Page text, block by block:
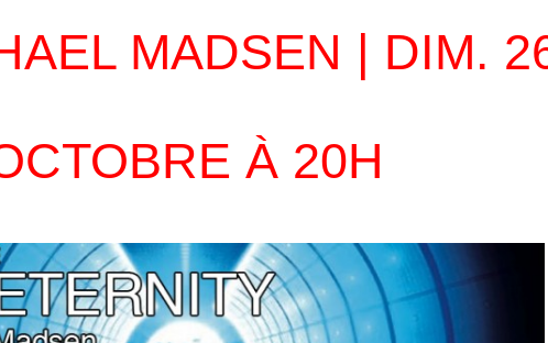
MADSEN | DIM.
À 20H